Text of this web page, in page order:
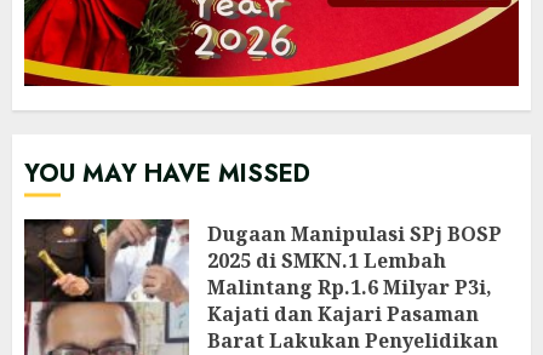
YOU MAY HAVE MISSED
Dugaan Manipulasi SPj BOSP
2025 di SMKN.1 Lembah
Malintang Rp.1.6 Milyar P3i,
Kajati dan Kajari Pasaman
Barat Lakukan Penyelidikan